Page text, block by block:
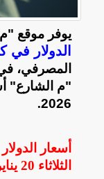
يوفر موقع
الدولار في
المصرفي،
"م الشارع"
2026
.
أسعار
الثلاثاء 20 يناير